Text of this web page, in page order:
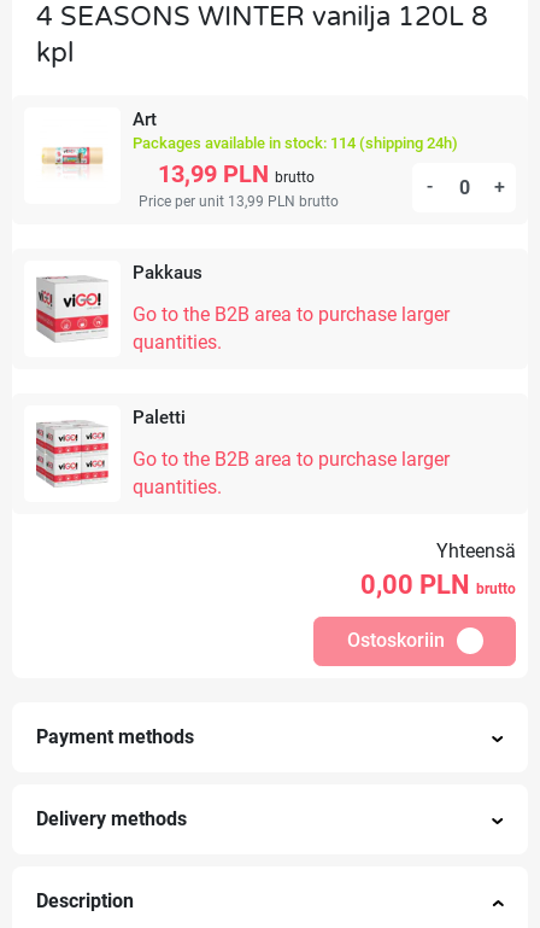
4 SEASONS WINTER vanilja 120L 8
kpl
Art
Packages available in stock: 114 (shipping 24h)
13,99 PLN brutto
Price per unit 13,99 PLN brutto
- +
Pakkaus
Go to the B2B area to purchase larger
quantities.
Paletti
Go to the B2B area to purchase larger
quantities.
Yhteensä
0,00 PLN brutto
Ostoskoriin
Payment methods
Delivery methods
Description